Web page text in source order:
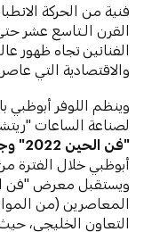
فنية من الحركة
القرن الـتاسع عشر حتى
الفنانين تجاه ظهور
والاقتصادية التي
وينظم اللوفر أبوظبي
لصناعة الساعات
"فن الحين 2022" وجائزة ريتشارد ميل للفنون
المعاصرين (من
التعاون الخليجي،